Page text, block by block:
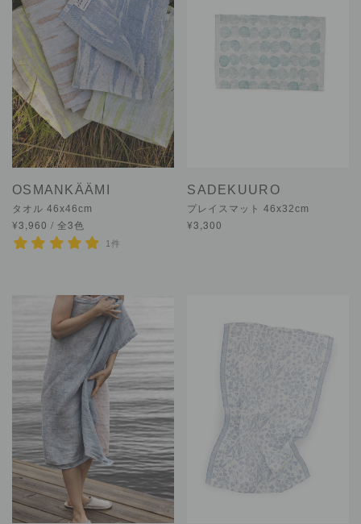
OSMANKÄÄMI
タオル 46x46cm
¥3,960 / 全3色
1件
SADEKUURO
プレイスマット 46x32cm
¥3,300